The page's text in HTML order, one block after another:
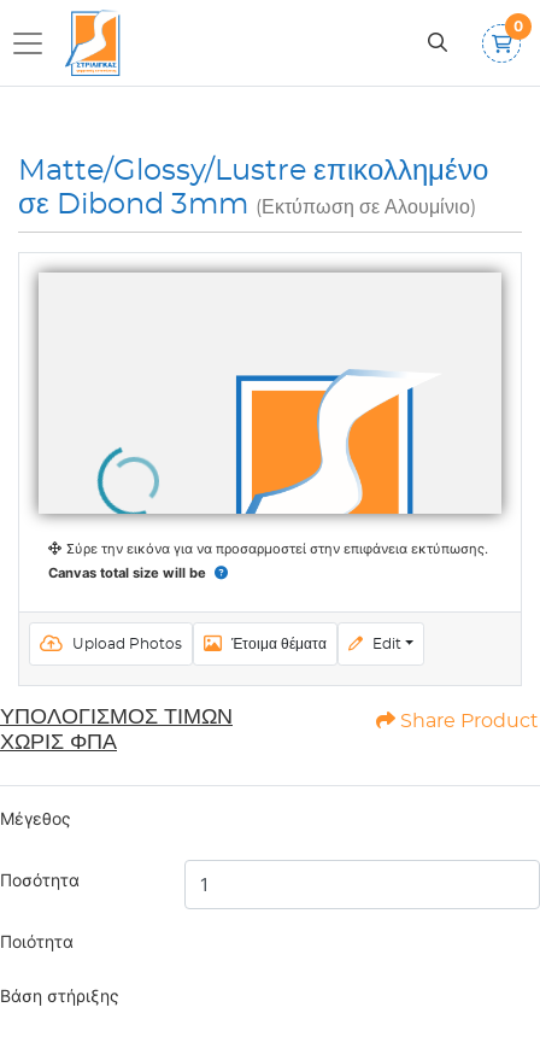
0
Matte/Glossy/Lustre επικολλημένο
σε Dibond 3mm (Εκτύπωση σε Αλουμίνιο)
Σύρε την εικόνα για να προσαρμοστεί στην επιφάνεια εκτύπωσης.
Canvas total size will be
Upload Photos Έτοιμα θέματα Edit
ΥΠΟΛΟΓΙΣΜΟΣ ΤΙΜΩΝ
ΧΩΡΙΣ ΦΠΑ
Share Product
Μέγεθος
Ποσότητα
Ποιότητα
Βάση στήριξης